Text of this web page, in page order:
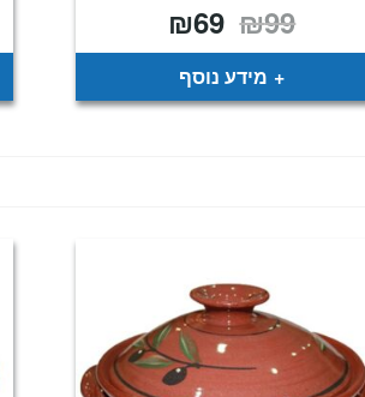
₪99 המחיר
המקורי
היה:
₪69
הוא:
מידע נוסף